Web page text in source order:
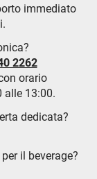
immediato
2262
orario
alle 13:00.
dedicata?
il beverage?